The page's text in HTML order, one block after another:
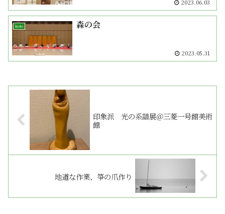
2023.06.03
koto 森の会
2023.05.31
印象派 光の系譜展＠三菱一号館美術
館
地道な作業、箏の爪作り